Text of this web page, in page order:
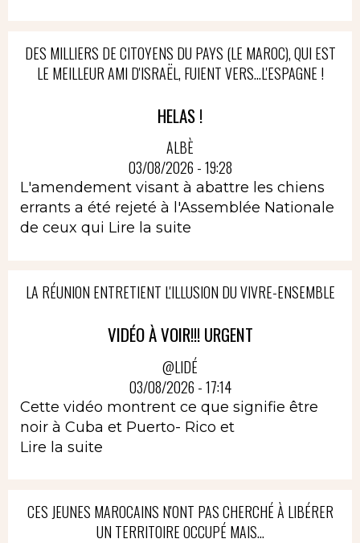
DES MILLIERS DE CITOYENS DU PAYS (LE MAROC), QUI EST
LE MEILLEUR AMI D'ISRAËL, FUIENT VERS...L'ESPAGNE !
HELAS !
ALBÈ
03/08/2026 - 19:28
L'amendement visant à abattre les chiens
errants a été rejeté à l'Assemblée Nationale
de ceux qui Lire la suite
LA RÉUNION ENTRETIENT L'ILLUSION DU VIVRE-ENSEMBLE
VIDÉO À VOIR!!! URGENT
@LIDÉ
03/08/2026 - 17:14
Cette vidéo montrent ce que signifie être
noir à Cuba et Puerto- Rico et
Lire la suite
CES JEUNES MAROCAINS N'ONT PAS CHERCHÉ À LIBÉRER
UN TERRITOIRE OCCUPÉ MAIS...